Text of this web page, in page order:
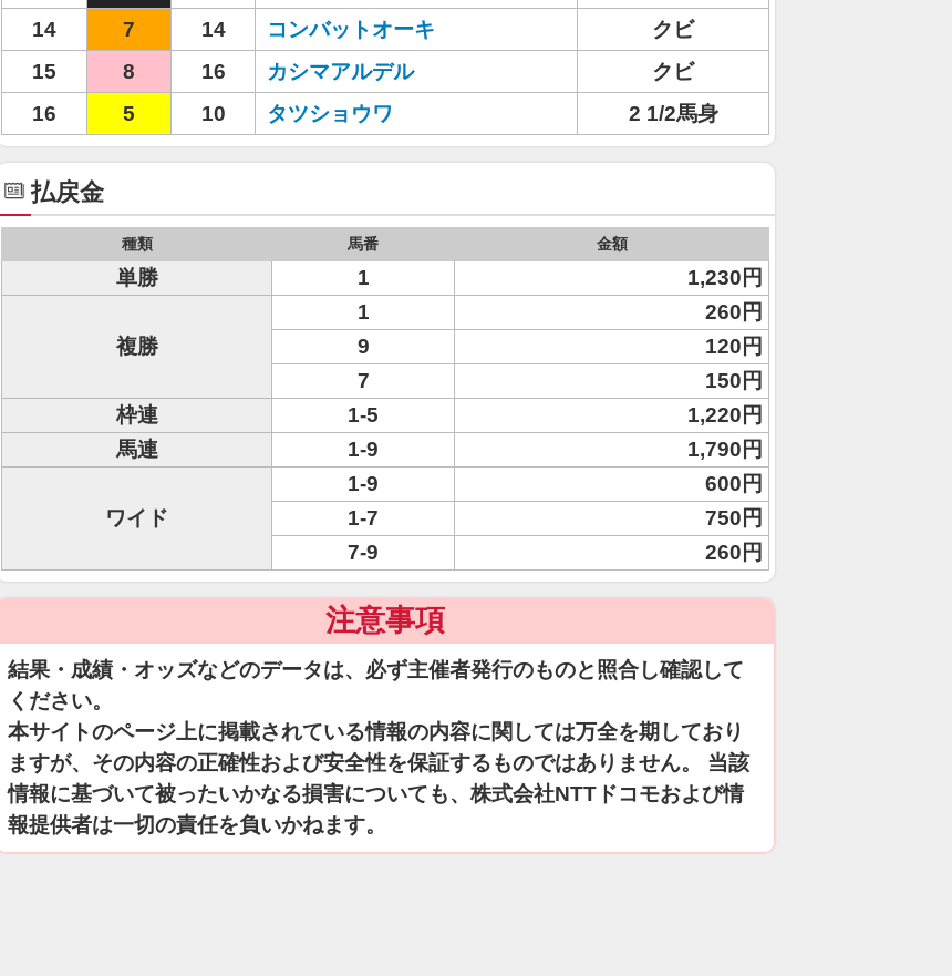
14
7 14 コンバットオーキ
クビ
15
8 16 カシマアルデル
クビ
16
5 10 タツショウワ 2 1/2馬身
払戻金
種類 馬番 金額
単勝 1 1,230円
複勝
1
260円
9
120円
7
150円
枠連
1-5
1,220円
馬連
1-9 1,790円
ワイド
1-9
600円
1-7
750円
7-9
260円
注意事項
結果・成績・オッズなどのデータは、必ず主催者発行のものと照合し確認して
ください。
本サイトのページ上に掲載されている情報の内容に関しては万全を期しており
ますが、その内容の正確性および安全性を保証するものではありません。 当該
情報に基づいて被ったいかなる損害についても、株式会社NTTドコモおよび情
報提供者は一切の責任を負いかねます。